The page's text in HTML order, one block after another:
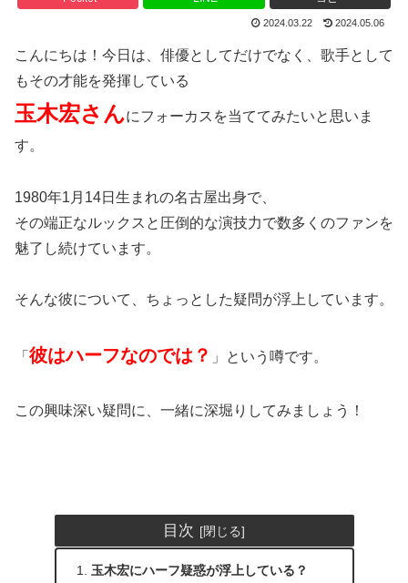
2024.03.22 2024.05.06
こんにちは！今日は、俳優としてだけでなく、歌手として
もその才能を発揮している
玉木宏さんにフォーカスを当ててみたいと思いま
す。
1980年1月14日生まれの名古屋出身で、
その端正なルックスと圧倒的な演技力で数多くのファンを
魅了し続けています。
そんな彼について、ちょっとした疑問が浮上しています。
「 彼はハーフなのでは？ 」という噂です。
この興味深い疑問に、一緒に深堀りしてみましょう！
目次
玉木宏にハーフ疑惑が浮上している？